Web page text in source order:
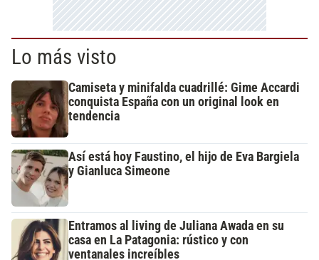
Lo más visto
Camiseta y minifalda cuadrillé: Gime Accardi
conquista España con un original look en
tendencia
Así está hoy Faustino, el hijo de Eva Bargiela
y Gianluca Simeone
Entramos al living de Juliana Awada en su
casa en La Patagonia: rústico y con
ventanales increíbles